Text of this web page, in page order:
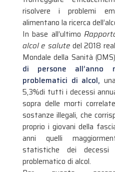
risolvere i problemi
alimentano la ricerca
In base all’ultimo
alcol e salute del 2018
Mondale della Sanità
di persone all’anno
problematici di alcol,
5,3%di tutti i decessi
sopra delle morti
sostanze illegali, che
proprio i giovani della
anni quelli
statistiche dei decessi
problematico di alcol.